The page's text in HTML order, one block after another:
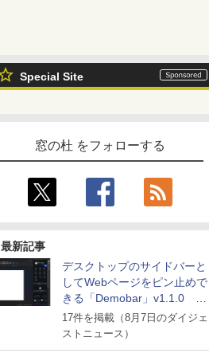
Special Site
窓の杜 をフォローする
最新記事
デスクトップのサイドバーと
してWebページをピン止めで
きる「Demobar」v1.1.0 ほ
か
17件を掲載（8月7日のダイジェ
ストニュース）